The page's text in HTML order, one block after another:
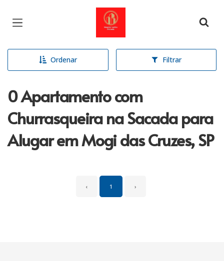
Página inicial
Ordenar Filtrar
0 Apartamento com
Churrasqueira na Sacada para
Alugar em Mogi das Cruzes, SP
‹ 1 ›